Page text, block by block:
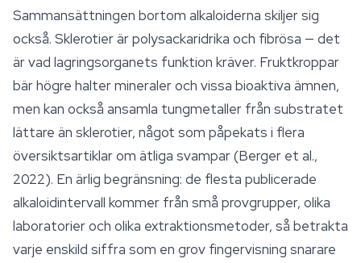
Sammansättningen bortom alkaloiderna skiljer sig
också. Sklerotier är polysackaridrika och fibrösa — det
är vad lagringsorganets funktion kräver. Fruktkroppar
bär högre halter mineraler och vissa bioaktiva ämnen,
men kan också ansamla tungmetaller från substratet
lättare än sklerotier, något som påpekats i flera
översiktsartiklar om ätliga svampar (Berger et al.,
2022). En ärlig begränsning: de flesta publicerade
alkaloidintervall kommer från små provgrupper, olika
laboratorier och olika extraktionsmetoder, så betrakta
varje enskild siffra som en grov fingervisning snarare